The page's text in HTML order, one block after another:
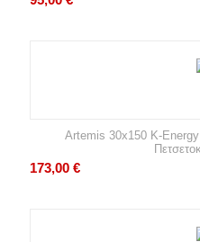
Artemis 30x150 K-
173,00 €